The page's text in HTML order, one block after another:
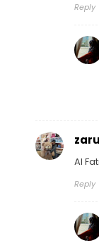
Reply
Al
Reply